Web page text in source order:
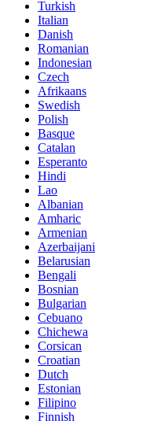
Turkish
Italian
Danish
Romanian
Indonesian
Czech
Afrikaans
Swedish
Polish
Basque
Catalan
Esperanto
Hindi
Lao
Albanian
Amharic
Armenian
Azerbaijani
Belarusian
Bengali
Bosnian
Bulgarian
Cebuano
Chichewa
Corsican
Croatian
Dutch
Estonian
Filipino
Finnish